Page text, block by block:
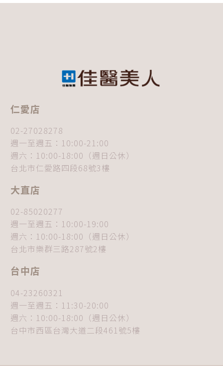
仁愛店
02-27028278
週一至週五：10:00-21:00
週六：10:00-18:00（週日公休）
台北市仁愛路四段68號3樓
大直店
02-85020277
週一至週五：10:00-19:00
週六：10:00-18:00（週日公休）
台北市樂群三路287號2樓
台中店
04-23260321
週一至週五：11:30-20:00
週六：10:00-18:00（週日公休）
台中市西區台灣大道二段461號5樓